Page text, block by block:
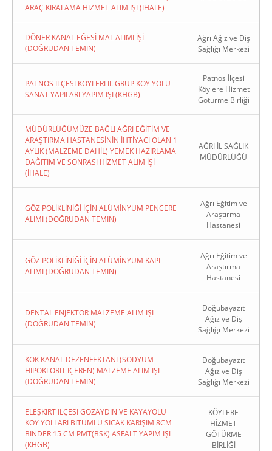
ARAÇ KİRALAMA HİZMET ALIM İŞİ (İHALE)
DÖNER KANAL EĞESİ MAL ALIMI İŞİ
(DOĞRUDAN TEMIN)
Ağrı Ağız ve Diş
Sağlığı Merkezi
PATNOS İLÇESI KÖYLERI II. GRUP KÖY YOLU
SANAT YAPILARI YAPIM İŞI (KHGB)
Patnos İlçesi
Köylere Hizmet
Götürme Birliği
MÜDÜRLÜĞÜMÜZE BAĞLI AĞRI EĞİTİM VE
ARAŞTIRMA HASTANESİNİN İHTİYACI OLAN 1
AYLIK (MALZEME DAHİL) YEMEK HAZIRLAMA
DAĞITIM VE SONRASI HİZMET ALIM İŞİ
(İHALE)
AĞRI İL SAĞLIK
MÜDÜRLÜĞÜ
GÖZ POLİKLİNİĞİ İÇİN ALÜMİNYUM PENCERE
ALIMI (DOĞRUDAN TEMIN)
Ağrı Eğitim ve
Araştırma
Hastanesi
GÖZ POLİKLİNİĞİ İÇİN ALÜMİNYUM KAPI
ALIMI (DOĞRUDAN TEMIN)
Ağrı Eğitim ve
Araştırma
Hastanesi
DENTAL ENJEKTÖR MALZEME ALIM İŞİ
(DOĞRUDAN TEMIN)
Doğubayazıt
Ağız ve Diş
Sağlığı Merkezi
KÖK KANAL DEZENFEKTANI (SODYUM
HİPOKLORİT İÇEREN) MALZEME ALIM İŞİ
(DOĞRUDAN TEMIN)
Doğubayazıt
Ağız ve Diş
Sağlığı Merkezi
ELEŞKIRT İLÇESI GÖZAYDIN VE KAYAYOLU
KÖY YOLLARI BITÜMLÜ SICAK KARIŞIM 8CM
BINDER 15 CM PMT(BSK) ASFALT YAPIM İŞI
(KHGB)
KÖYLERE
HİZMET
GÖTÜRME
BİRLİĞİ